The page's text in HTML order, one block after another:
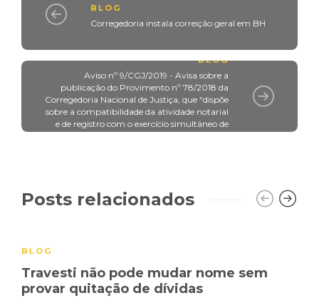
BLOG
Corregedoria instala correição geral em BH
BLOG
Aviso nº 9/CGJ/2019 - Avisa sobre a
publicação do Provimento nº 78/2018 da
Corregedoria Nacional de Justiça, que “dispõe
sobre a compatibilidade da atividade notarial
e de registro com o exercício simultâneo de
Posts relacionados
BLOG
Travesti não pode mudar nome sem
provar quitação de dívidas